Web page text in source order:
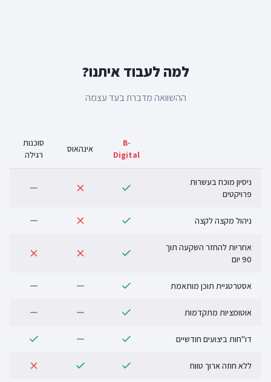
למה לעבוד איתנו?
ההשוואה מדברת בעד עצמה
B-
Digital
אינהאוס
סוכנות
רגילה
ניסיון מוכח בעשרות
פרויקטים
ניהול מקצה לקצה
אחריות להחזר השקעה תוך
90 יום
אסטרטגיית תוכן מותאמת
אוטומציות מתקדמות
דו"חות ביצועים חודשיים
ללא חוזה ארוך טווח